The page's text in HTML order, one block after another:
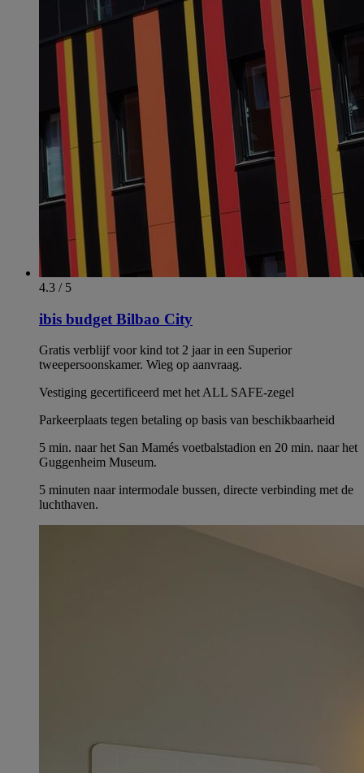
4.3 / 5
ibis budget Bilbao City
Gratis verblijf voor kind tot 2 jaar in een Superior
tweepersoonskamer. Wieg op aanvraag.
Vestiging gecertificeerd met het ALL SAFE-zegel
Parkeerplaats tegen betaling op basis van beschikbaarheid
5 min. naar het San Mamés voetbalstadion en 20 min. naar het
Guggenheim Museum.
5 minuten naar intermodale bussen, directe verbinding met de
luchthaven.